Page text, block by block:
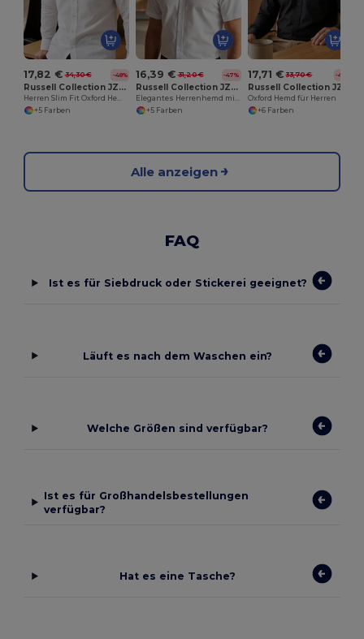
17,82 € 34,30 € -48%
Russell Collection JZ922
Herren Slim Fit Oxford Hemd mit Italienischem Kragen
+5 Farben
16,39 € 31,20 € -47%
Russell Collection JZ923
Elegantes Herrenhemd mit Italienischem Kragen
+5 Farben
17,71 € 33,70 € -47%
Oxford Hemd für Herren
+6 Farben
Alle anzeigen
FAQ
Ist es für Siebdruck oder Stickerei geeignet?
Läuft es nach dem Waschen ein?
Welche Größen sind verfügbar?
Ist es für Großhandelsbestellungen
verfügbar?
Hat es eine Tasche?